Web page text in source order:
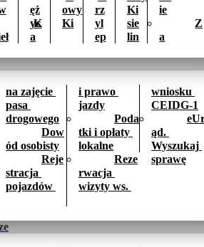
K
ęż
yc
a
owy
Ki
rz
yl
ep
Ki
sie
lin
ie
Z
a
na zajęcie
pasa
drogowego
Dow
ód osobisty
Reje
stracja
pojazdów
i prawo
jazdy
Poda
tki i opłaty
lokalne
Reze
rwacja
wizyty ws.
wniosku
CEIDG-1
ąd.
Wyszukaj
sprawę